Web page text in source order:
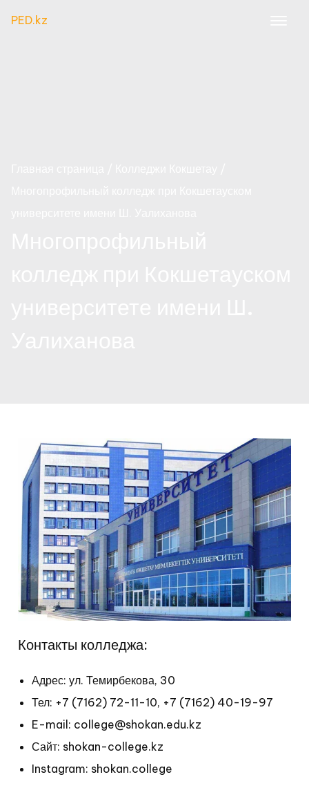
PED.kz
Контакты колледжа:
Адрес: ул. Темирбекова, 30
Тел: +7 (7162) 72-11-10, +7 (7162) 40-19-97
E-mail: college@shokan.edu.kz
Сайт: shokan-college.kz
Instagram: shokan.college